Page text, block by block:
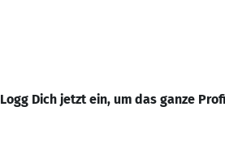
Logg Dich jetzt ein, um das ganze